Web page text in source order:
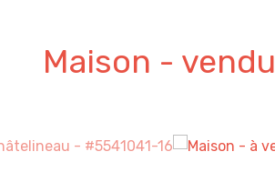
Maison - vendu